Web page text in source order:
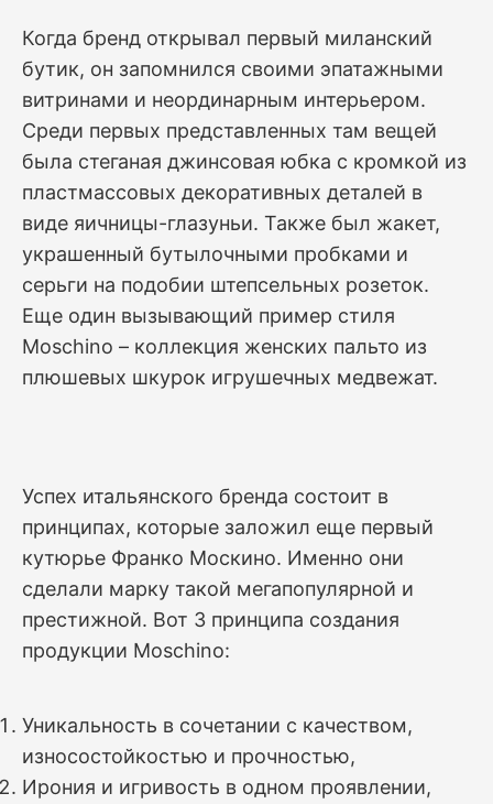
Когда бренд открывал первый миланский
бутик, он запомнился своими эпатажными
витринами и неординарным интерьером.
Среди первых представленных там вещей
была стеганая джинсовая юбка с кромкой из
пластмассовых декоративных деталей в
виде яичницы-глазуньи. Также был жакет,
украшенный бутылочными пробками и
серьги на подобии штепсельных розеток.
Еще один вызывающий пример стиля
Moschino – коллекция женских пальто из
плюшевых шкурок игрушечных медвежат.
Успех итальянского бренда состоит в
принципах, которые заложил еще первый
кутюрье Франко Москино. Именно они
сделали марку такой мегапопулярной и
престижной. Вот 3 принципа создания
продукции Moschino:
Уникальность в сочетании с качеством,
износостойкостью и прочностью,
Ирония и игривость в одном проявлении,